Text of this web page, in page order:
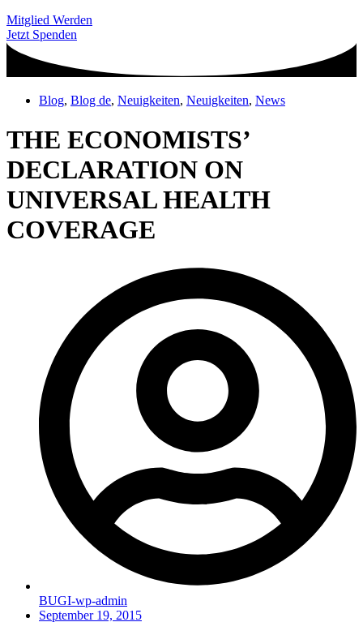
Mitglied Werden
Jetzt Spenden
Blog, Blog de, Neuigkeiten, Neuigkeiten, News
THE ECONOMISTS’
DECLARATION ON
UNIVERSAL HEALTH
COVERAGE
BUGI-wp-admin
September 19, 2015